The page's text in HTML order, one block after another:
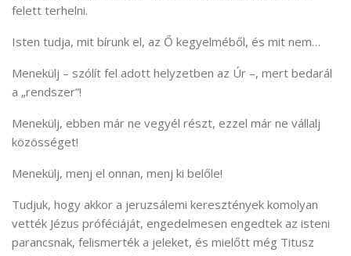
felett terhelni.
Isten tudja, mit bírunk el, az Ő kegyelméből, és mit nem…
Menekülj – szólít fel adott helyzetben az Úr –, mert bedarál
a „rendszer”!
Menekülj, ebben már ne vegyél részt, ezzel már ne vállalj
közösséget!
Menekülj, menj el onnan, menj ki belőle!
Tudjuk, hogy akkor a jeruzsálemi keresztények komolyan
vették Jézus próféciáját, engedelmesen engedtek az isteni
parancsnak, felismerték a jeleket, és mielőtt még Titusz